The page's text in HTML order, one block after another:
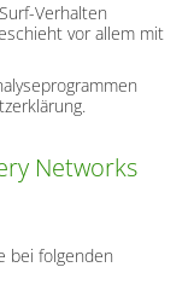
Verhalten
vor allem mit
Networks
bei folgenden